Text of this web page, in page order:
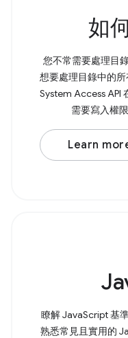
如
您不常需要處理目
想要處理目錄中的
System Access API
需要寫入權
Promise。如
'readwrite' } 傳遞至
Learn
瞭解 JavaScript 基
熟悉常見且實用的